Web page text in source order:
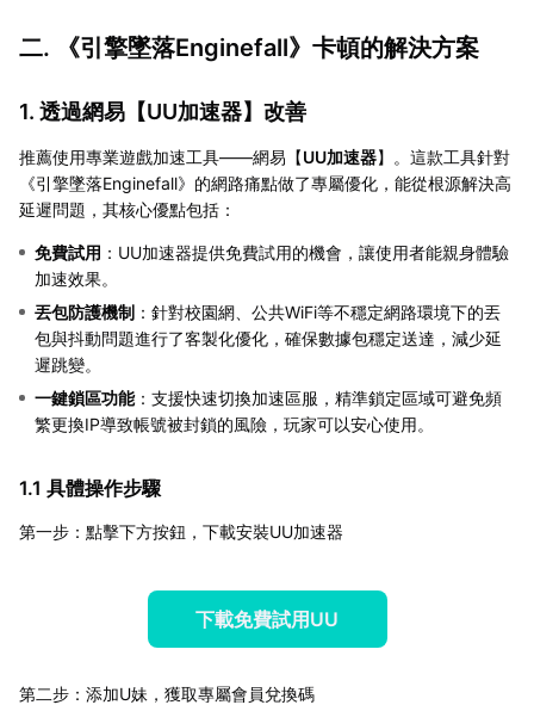
二. 《引擎墜落Enginefall》卡頓的解決方案
1. 透過網易【UU加速器】改善
推薦使用專業遊戲加速工具——網易【UU加速器】。這款工具針對
《引擎墜落Enginefall》的網路痛點做了專屬優化，能從根源解決高
延遲問題，其核心優點包括：
免費試用 ：UU加速器提供免費試用的機會，讓使用者能親身體驗
加速效果。
丟包防護機制 ：針對校園網、公共WiFi等不穩定網路環境下的丟
包與抖動問題進行了客製化優化，確保數據包穩定送達，減少延
遲跳變。
一鍵鎖區功能：支援快速切換加速區服，精準鎖定區域可避免頻
繁更換IP導致帳號被封鎖的風險，玩家可以安心使用。
1.1 具體操作步驟
第一步：點擊下方按鈕，下載安裝UU加速器
下載免費試用UU
第二步：添加U妹，獲取專屬會員兌換碼